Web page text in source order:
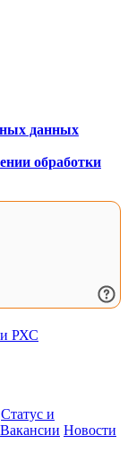
данных
обработки
Статус и
Вакансии Новости